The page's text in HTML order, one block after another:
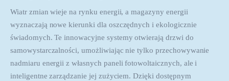
Wiatr zmian wieje na rynku energii, a magazyny energii
wyznaczają nowe kierunki dla oszczędnych i ekologicznie
świadomych. Te innowacyjne systemy otwierają drzwi do
samowystarczalności, umożliwiając nie tylko przechowywanie
nadmiaru energii z własnych paneli fotowoltaicznych, ale i
inteligentne zarządzanie jej zużyciem. Dzięki dostępnym